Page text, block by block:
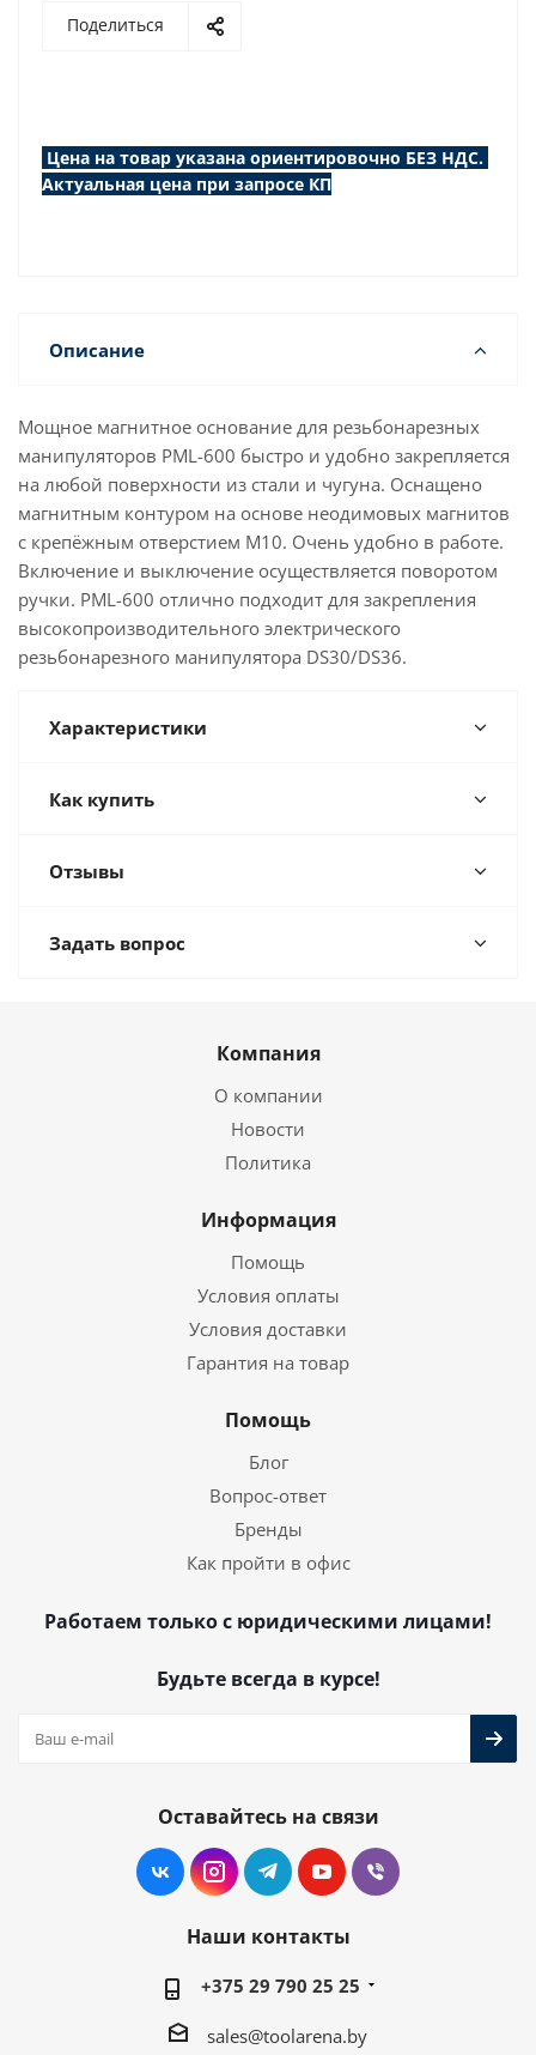
Поделиться
Цена на товар указана ориентировочно БЕЗ НДС.
Актуальная цена при запросе КП
Описание
Мощное магнитное основание для резьбонарезных
манипуляторов PML-600 быстро и удобно закрепляется
на любой поверхности из стали и чугуна. Оснащено
магнитным контуром на основе неодимовых магнитов
с крепёжным отверстием М10. Очень удобно в работе.
Включение и выключение осуществляется поворотом
ручки. PML-600 отлично подходит для закрепления
высокопроизводительного электрического
резьбонарезного манипулятора DS30/DS36.
Характеристики
Как купить
Отзывы
Задать вопрос
Компания
О компании
Новости
Политика
Информация
Помощь
Условия оплаты
Условия доставки
Гарантия на товар
Помощь
Блог
Вопрос-ответ
Бренды
Как пройти в офис
Работаем только с юридическими лицами!
Будьте всегда в курсе!
Оставайтесь на связи
Наши контакты
+375 29 790 25 25
sales@toolarena.by